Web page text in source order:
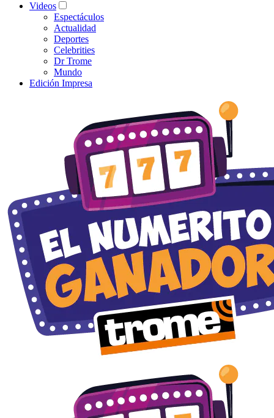
Videos
Espectáculos
Actualidad
Deportes
Celebrities
Dr Trome
Mundo
Edición Impresa